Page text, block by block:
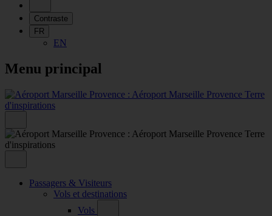
Contraste
FR
EN
Menu principal
Passagers & Visiteurs
Vols et destinations
Vols